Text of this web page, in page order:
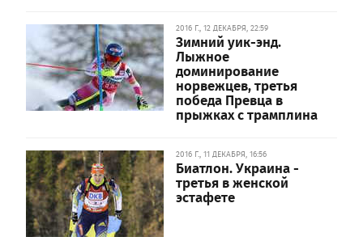
2016 Г., 12 ДЕКАБРЯ, 22:59
Зимний уик-энд.
Лыжное
доминирование
норвежцев, третья
победа Превца в
прыжках с трамплина
2016 Г., 11 ДЕКАБРЯ, 16:56
Биатлон. Украина -
третья в женской
эстафете